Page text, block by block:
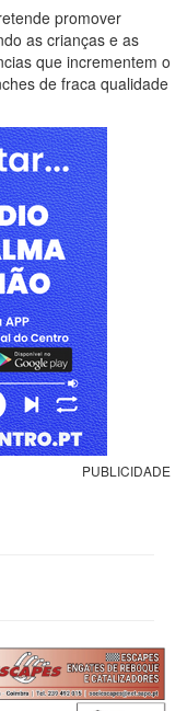
promover
as crianças e as
que incrementem o
de fraca qualidade
PUBLICIDADE